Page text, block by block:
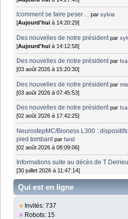
lcomment se faire peser ... parsylvia
[Aujourd'hui à 14:20:29]
Des nouvelles de notre président par
[Aujourd'hui à 14:12:58]
Des nouvelles de notre président par Isa
[03 août 2026 à 15:20:30]
Des nouvelles de notre président par
[03 août 2026 à 07:45:53]
Des nouvelles de notre président par Isa
[02 août 2026 à 17:42:25]
NeurostepMC/Bioness L300 :
pied tombant parfarid
[02 août 2026 à 08:09:06]
Informations suite au décès de T
[30 juillet 2026 à 11:47:14]
Qui est en ligne
Invités: 737
Robots: 15